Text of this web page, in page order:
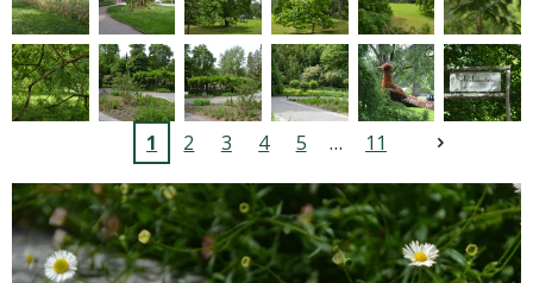
1 2 3 4 5 11